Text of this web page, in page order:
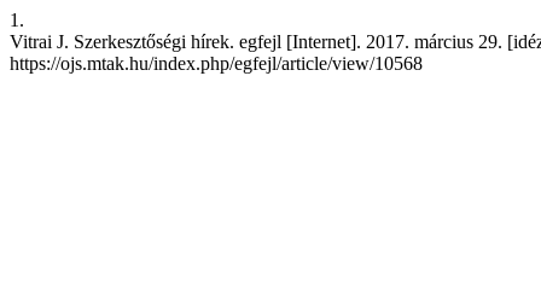
1.
Vitrai J. Szerkesztőségi hírek. egfejl [Internet]. 2017. március 29.
https://ojs.mtak.hu/index.php/egfejl/article/view/10568